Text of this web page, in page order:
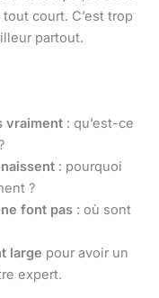
court. C’est trop
partout.
vraiment : qu’est-ce
: pourquoi
?
font pas : où sont
large pour avoir un
expert.